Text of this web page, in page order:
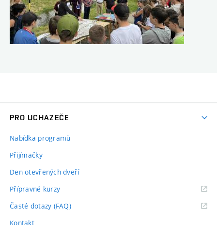
PRO UCHAZEČE
Nabídka programů
Přijímačky
Den otevřených dveří
Přípravné kurzy
Časté dotazy (FAQ)
Kontakt